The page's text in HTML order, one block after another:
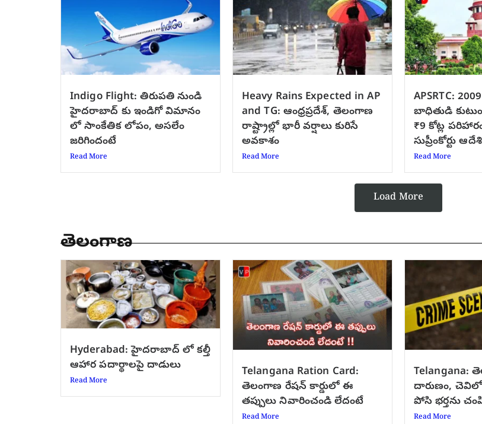
Indigo Flight: తిరుపతి నుండి
హైదరాబాద్ కు ఇండిగో విమానం
లో సాంకేతిక లోపం, అసలేం
జరిగిందంటే
Read More
Heavy Rains Expected in AP
and TG: ఆంధ్రప్రదేశ్, తెలంగాణ
రాష్ట్రాల్లో భారీ వర్షాలు కురిసే
అవకాశం
Read More
APSRTC:
బాధితుడి
₹9 కోట్ల
సుప్రీంకోర్టు
Read More
Load More
తెలంగాణ
Hyderabad: హైదరాబాద్‌ లో కల్తీ
ఆహార పదార్థాలపై దాడులు
Read More
Telangana Ration Card:
తెలంగాణ రేషన్ కార్డులో ఈ
తప్పులు నివారించండి లేదంటే
Read More
Telangana:
దారుణం, చెవిలో
పోసి భర్తను
Read More